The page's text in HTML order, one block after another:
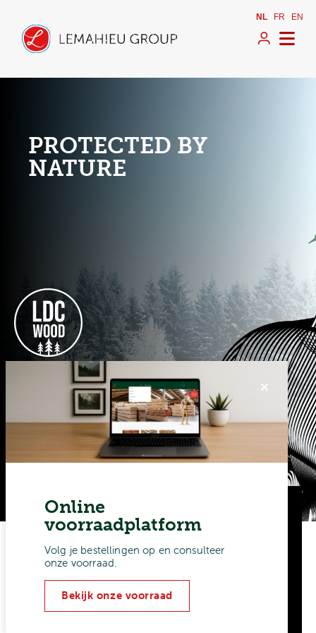
NL FR EN
Online
voorraadplatform
Volg je bestellingen op en consulteer
onze voorraad.
Bekijk onze voorraad
PROTECTED BY
NATURE
Duurzaam alternatief voor hardhout
eigenschappen als tropisch hardhout.
LDCwood®ThermoWood
vocht en daarmee uitermate geschikt voor